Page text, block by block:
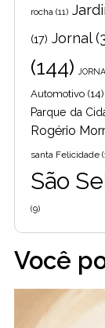
rocha (11)
(17) Jornal
(144)
Automotivo (14)
Parque da
Rogério
santa Felicidade
São
(9)
Você